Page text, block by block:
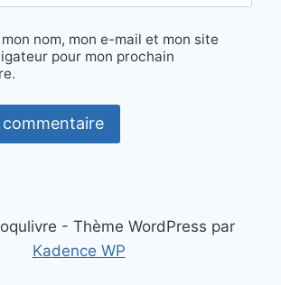
nom, mon e-mail et mon site
pour mon prochain
- Thème WordPress par
Kadence WP